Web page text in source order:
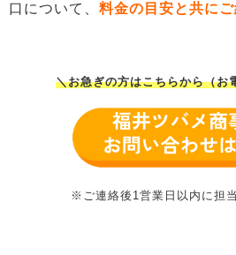
口について、 料金の目安と共に
＼お急ぎの方はこちらから（お
※ご連絡後1営業日以内に担